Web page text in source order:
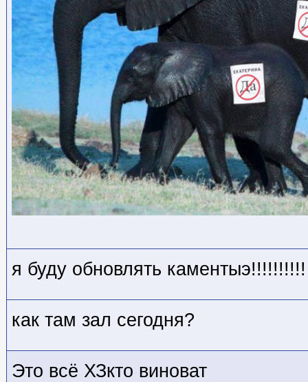
я буду обновлять каментыэ!!!!!!!!!!
как там зал сегодня?
Это всё ХЗкто виноват